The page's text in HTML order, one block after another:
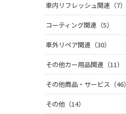
車内リフレッシュ関連（7）
コーティング関連（5）
車外リペア関連（30）
その他カー用品関連（11）
その他商品・サービス（46）
その他（14）